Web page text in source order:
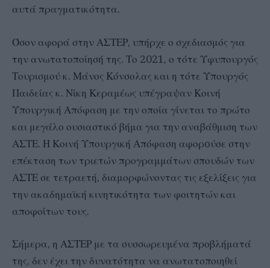
αυτά πραγματικότητα.
Όσον αφορά στην ΑΣΤΕΡ, υπήρχε ο σχεδιασμός για
την ανωτατοποίησή της. Το 2021, ο τότε Υφυπουργός
Τουρισμού κ. Μάνος Κόνσολας και η τότε Υπουργός
Παιδείας κ. Νίκη Κεραμέως υπέγραψαν Κοινή
Υπουργική Απόφαση με την οποία γίνεται το πρώτο
και μεγάλο ουσιαστικό βήμα για την αναβάθμιση των
ΑΣΤΕ. Η Κοινή Υπουργική Απόφαση αφορoύσε στην
επέκταση των τριετών προγραμμάτων σπουδών των
ΑΣΤΕ σε τετραετή, διαμορφώνοντας τις εξελίξεις για
την ακαδημαϊκή κινητικότητα των φοιτητών και
αποφοίτων τους.
Σήμερα, η ΑΣΤΕΡ με τα συσσωρευμένα προβλήματά
της, δεν έχει την δυνατότητα να ανωτατοποιηθεί